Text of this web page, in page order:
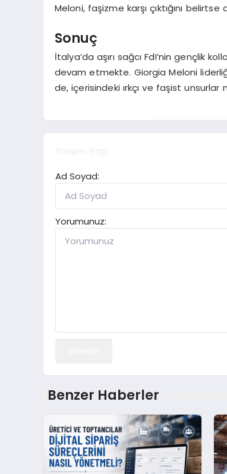
Meloni, faşizme karşı çıktığını
Sonuç
İtalya’da aşırı sağcı FdI’nin gençlik
devam etmekte. Giorgia Meloni
de, içerisindeki ırkçı ve faşist
Ad Soyad:
Yorumunuz:
Benzer Haberler